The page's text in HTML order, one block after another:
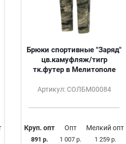
Брюки спортивные "Заряд"
цв.камуфляж/тигр
тк.футер в Мелитополе
Артикул: СОЛБМ00084
Круп. опт
891 р.
Опт
1 007 р.
Мелкий опт
1 259 р.